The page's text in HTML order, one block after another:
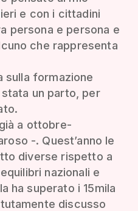
e con i cittadini
persona e persona e
che rappresenta
sulla formazione
un parto, per
a ottobre-
-. Quest’anno le
diverse rispetto a
nazionali e
ha superato i 15mila
discusso